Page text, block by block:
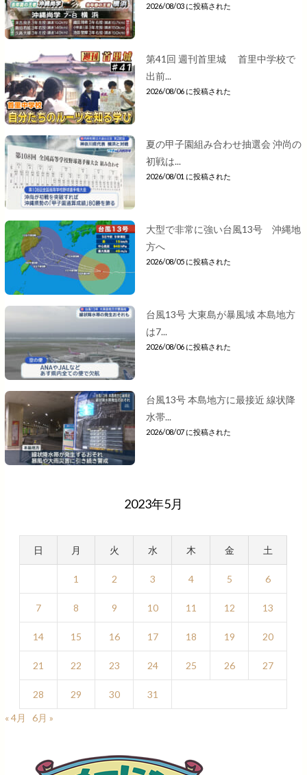
2026/08/03 に投稿された
第41回 週刊首里城 首里中学校で
出前...
2026/08/06 に投稿された
夏の甲子園組み合わせ抽選会 沖尚の
初戦は...
2026/08/01 に投稿された
大型で非常に強い台風13号 沖縄地
方へ
2026/08/05 に投稿された
台風13号 大東島が暴風域 本島地方
は7...
2026/08/06 に投稿された
台風13号 本島地方に最接近 線状降
水帯...
2026/08/07 に投稿された
2023年5月
日 月 火 水 木 金 土
1 2 3 4 5 6
7 8 9 10 11 12 13
14 15 16 17 18 19 20
21 22 23 24 25 26 27
28 29 30
31
« 4月
6月 »